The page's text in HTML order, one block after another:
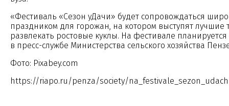
«Фестиваль «Сезон уДачи» будет сопровождаться
праздником для горожан, на котором выступят лучшие
развлекать ростовые куклы. На фестивале
в пресс-службе Министерства сельского хозяйства
Фото: Pixabey.com
https://riapo.ru/penza/society/